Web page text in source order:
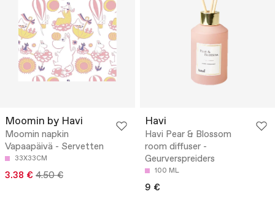
Moomin by Havi
Moomin napkin
Vapaapäivä - Servetten
33X33CM
3.38 € 4.50 €
Havi
Havi Pear & Blossom
room diffuser -
Geurverspreiders
100 ML
9 €